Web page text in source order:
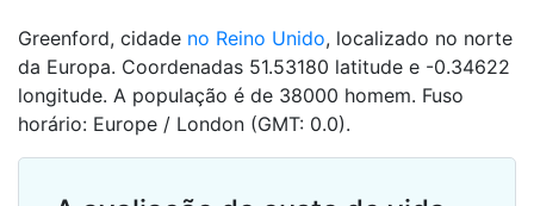
Greenford, cidade no Reino Unido, localizado no norte
da Europa. Coordenadas 51.53180 latitude e -0.34622
longitude. A população é de 38000 homem. Fuso
horário: Europe / London (GMT: 0.0).